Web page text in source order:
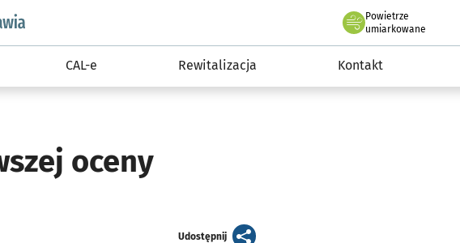
Rozmawia
Powietrze
we Wrocławiu
umiarkowane
CAL-e Rewitalizacja Kontakt
oceny
Udostępnijartykuł